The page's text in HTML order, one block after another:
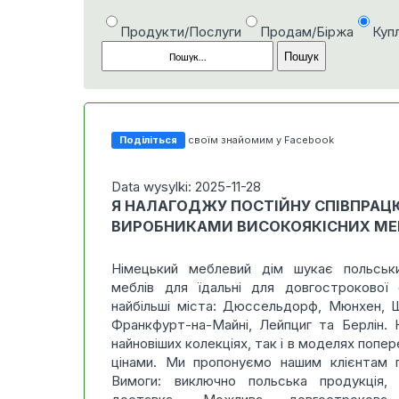
Продукти/Послуги Продам/Біржа
Поділіться своїм знайомим у Facebook
Data wysylki: 2025-11-28
Я НАЛАГОДЖУ ПОСТІЙНУ
ВИРОБНИКАМИ ВИСОКОЯКІСНИХ
Німецький меблевий дім шукає
меблів для їдальні для
найбільші міста: Дюссельдорф, Мюнхен,
Франкфурт-на-Майні, Лейпциг та Берлін.
найновіших колекціях, так і в моделях
цінами. Ми пропонуємо нашим клієнтам
Вимоги: виключно польська